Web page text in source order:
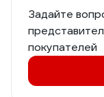
Задайте
покупателей